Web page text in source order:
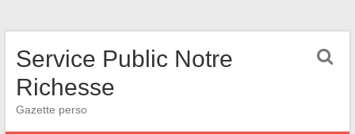
Service Public Notre
Richesse
Gazette perso